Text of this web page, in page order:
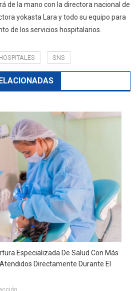
de la mano con la directora nacional de
yokasta Lara y todo su equipo para
de los servicios hospitalarios.
SNS
Especializada De Salud Con Más
Directamente Durante El